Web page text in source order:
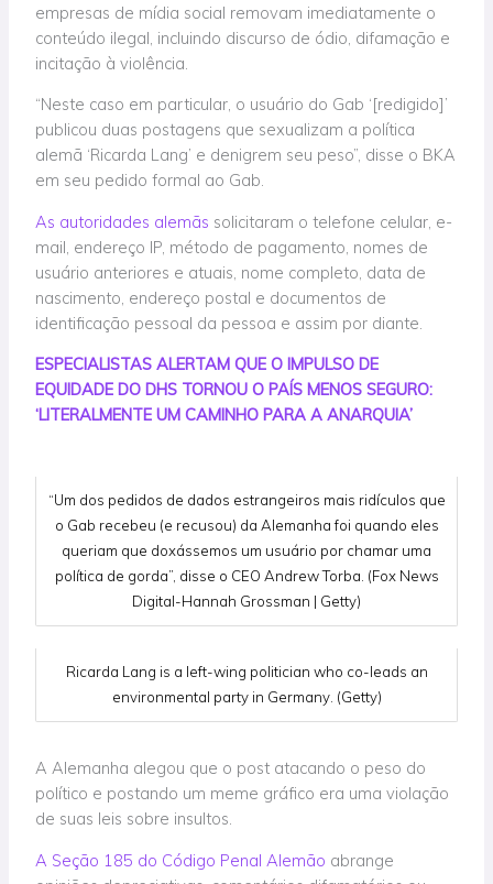
empresas de mídia social removam imediatamente o
conteúdo ilegal, incluindo discurso de ódio, difamação e
incitação à violência.
“Neste caso em particular, o usuário do Gab ‘[redigido]’
publicou duas postagens que sexualizam a política
alemã ‘Ricarda Lang’ e denigrem seu peso”, disse o BKA
em seu pedido formal ao Gab.
As autoridades alemãs solicitaram o telefone celular, e-
mail, endereço IP, método de pagamento, nomes de
usuário anteriores e atuais, nome completo, data de
nascimento, endereço postal e documentos de
identificação pessoal da pessoa e assim por diante.
ESPECIALISTAS ALERTAM QUE O IMPULSO DE
EQUIDADE DO DHS TORNOU O PAÍS MENOS SEGURO:
‘LITERALMENTE UM CAMINHO PARA A ANARQUIA’
“Um dos pedidos de dados estrangeiros mais ridículos que
o Gab recebeu (e recusou) da Alemanha foi quando eles
queriam que doxássemos um usuário por chamar uma
política de gorda”, disse o CEO Andrew Torba. (Fox News
Digital-Hannah Grossman | Getty)
Ricarda Lang is a left-wing politician who co-leads an
environmental party in Germany. (Getty)
A Alemanha alegou que o post atacando o peso do
político e postando um meme gráfico era uma violação
de suas leis sobre insultos.
A Seção 185 do Código Penal Alemão abrange